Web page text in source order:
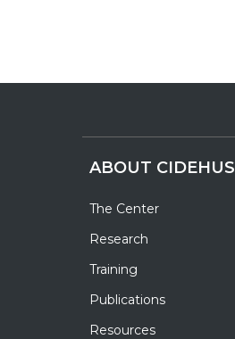
ABOUT CIDEHUS
The Center
Research
Training
Publications
Resources